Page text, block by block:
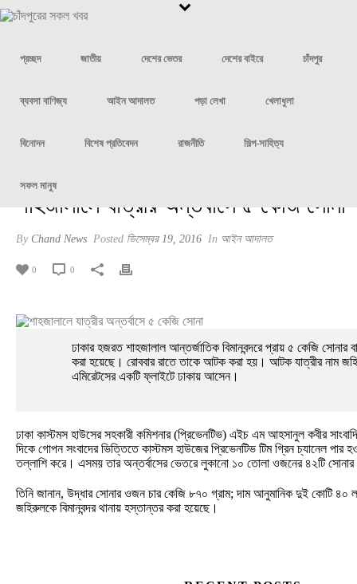
প্রচ্ছদ জাতীয় দেশের ভেতর দেশের বাইরে চাঁদপুর
ব্যবসা বাণিজ্য আইন আদালত পড়া লেখা খেলাধুলা
বিনোদন বিশেষ প্রতিবেদন রাজনীতি শিল্প-সাহিত্য
সফল মানুষ
শাহজালালে যাত্রীর অন্তর্বাসে ৫ কেজি সোনা
By Chand News Posted ডিসেম্বর 19, 2016 In আইন আদালত
0 0
ঢাকার হজরত শাহজালাল আন্তর্জাতিক বিমানবন্দরে প্রায় ৫ কেজি
করা হয়েছে। রোববার রাতে তাকে আটক করা হয়। আটক যাত্রীর নাম
এমিরেটসের একটি ফ্লাইটে ঢাকায় আসেন।
ঢাকা কাস্টমস হাউসের সহকারী কমিশনার (প্রিভেনটিভ) এইচ এম আহসানুল কবীর
দিকে গোপন সংবাদের ভিত্তিতে কাস্টমস হাউজের প্রিভেনটিভ টিম গ্রিন চ্যানেল পার
তল্লাশি করে। এসময় তার অন্তর্বাসের ভেতরে লুকানো ১০ তোলা ওজনের ৪২টি সোনার
তিনি জানান, উদ্ধার সোনার ওজন চার কেজি ৮৭০ গ্রাম; দাম আনুমানিক দুই কোটি ৪০
জহিরুলকে বিমানবন্দর থানায় হস্তান্তর করা হয়েছে।